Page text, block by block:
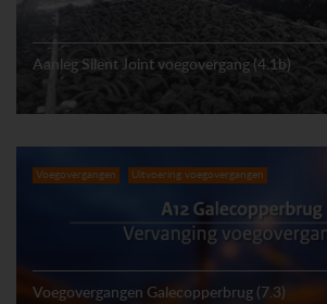
Aanleg Silent Joint voegovergang (4.1b)
Voegovergangen Uitvoering voegovergangen
Voegovergangen Galecopperbrug (7.3)